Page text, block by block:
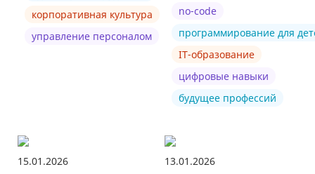
корпоративная культура
управление персоналом
no-code
программирование для
IT-образование
цифровые навыки
будущее профессий
15.01.2026 13.01.2026